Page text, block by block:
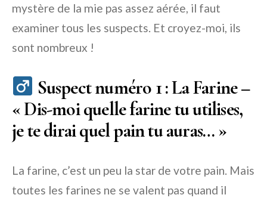
mystère de la mie pas assez aérée, il faut
examiner tous les suspects. Et croyez-moi, ils
sont nombreux !
Suspect numéro 1 : La Farine –
« Dis-moi quelle farine tu utilises,
je te dirai quel pain tu auras… »
La farine, c’est un peu la star de votre pain. Mais
toutes les farines ne se valent pas quand il